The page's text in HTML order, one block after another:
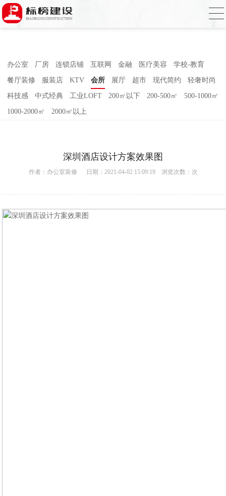
香蕉视频在线免费,香蕉视频导航,黄色香蕉
视频下载,91香蕉APP成人污在线观看
办公室 厂房 连锁店铺 互联网 金融 医疗美容 学校-教育
餐厅装修 服装店 KTV 会所 展厅 超市 现代简约 轻奢时尚
科技感 中式经典 工业LOFT 200㎡以下 200-500㎡ 500-1000㎡
1000-2000㎡ 2000㎡以上
深圳酒店设计方案效果图
作者： 办公室装修 日期：2021-04-02 15:09:19 浏览次数： 次